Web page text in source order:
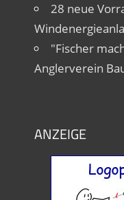
28 neue
"Fischer
Anglerverein
ANZEIGE